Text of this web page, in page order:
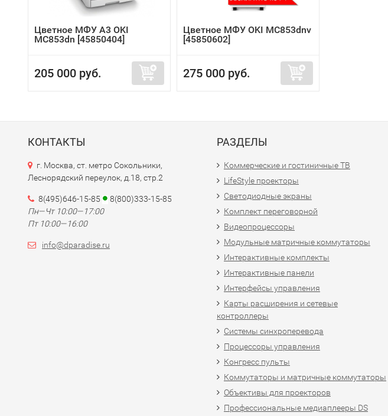
Цветное МФУ A3 OKI
MC853dn [45850404]
205 000 руб.
Цветное МФУ OKI MC853dnv
[45850602]
275 000 руб.
КОНТАКТЫ
г. Москва, ст. метро Сокольники,
Леснорядский переулок, д.18, стр.2
8(495)646-15-85
8(800)333-15-85
Пн—Чт 10:00—17:00
Пт 10:00—16:00
info@dparadise.ru
РАЗДЕЛЫ
Коммерческие и гостиничные ТВ
LifeStyle проекторы
Светодиодные экраны
Комплект переговорной
Видеопроцессоры
Модульные матричные коммутаторы
Интерактивные комплекты
Интерактивные панели
Интерфейсы управления
Карты расширения и сетевые
контроллеры
Системы синхроперевода
Процессоры управления
Конгресс пульты
Коммутаторы и матричные коммутаторы
Объективы для проекторов
Профессиональные медиаплееры DS